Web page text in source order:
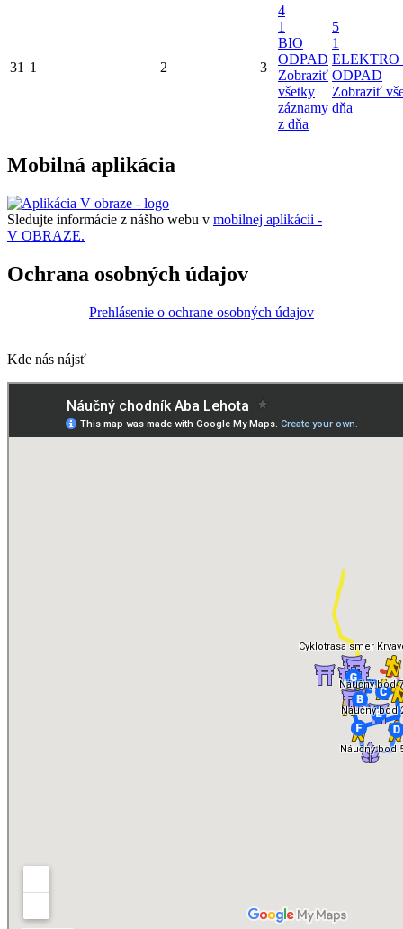
31 1 2 3
4
1
BIO
ODPAD
Zobraziť
všetky
záznamy
z dňa
5
1
ODPAD
Zobraziť
dňa
Mobilná aplikácia
Sledujte informácie z nášho webu v mobilnej aplikácii -
V OBRAZE.
Ochrana osobných údajov
Prehlásenie o ochrane osobných údajov
Kde nás nájsť